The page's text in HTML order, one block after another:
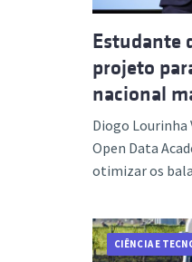
Estudante
projeto
nacional
Diogo Lourinha
Open Data
otimizar os
CIÊNCIA E